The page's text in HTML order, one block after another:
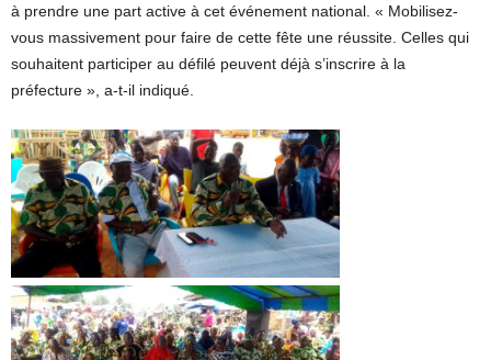
à prendre une part active à cet événement national. « Mobilisez-
vous massivement pour faire de cette fête une réussite. Celles qui
souhaitent participer au défilé peuvent déjà s’inscrire à la
préfecture », a-t-il indiqué.